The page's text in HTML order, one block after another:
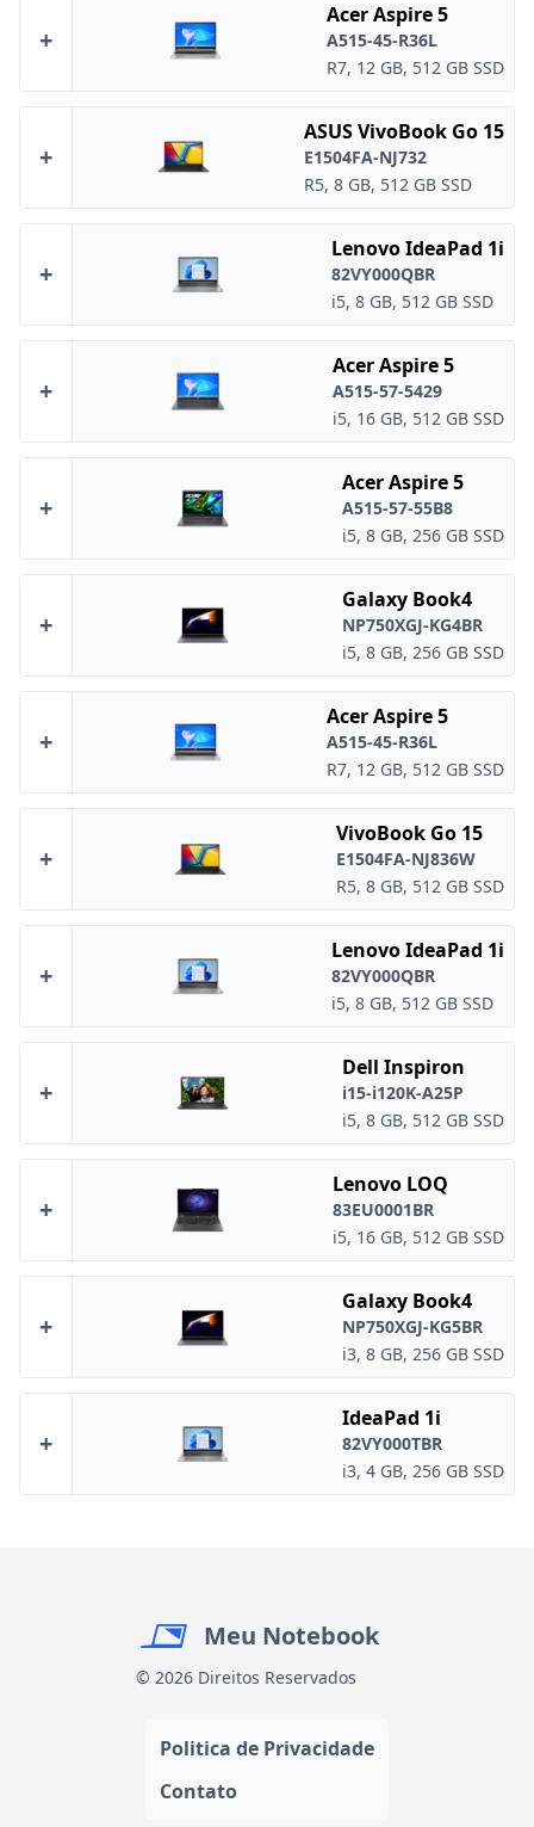
+
Acer Aspire 5
A515-45-R36L
R7, 12 GB, 512 GB SSD
+
ASUS VivoBook Go 15
E1504FA-NJ732
R5, 8 GB, 512 GB SSD
+
Lenovo IdeaPad 1i
82VY000QBR
i5, 8 GB, 512 GB SSD
+
Acer Aspire 5
A515-57-5429
i5, 16 GB, 512 GB SSD
+
Acer Aspire 5
A515-57-55B8
i5, 8 GB, 256 GB SSD
+
Galaxy Book4
NP750XGJ-KG4BR
i5, 8 GB, 256 GB SSD
+
Acer Aspire 5
A515-45-R36L
R7, 12 GB, 512 GB SSD
+
VivoBook Go 15
E1504FA-NJ836W
R5, 8 GB, 512 GB SSD
+
Lenovo IdeaPad 1i
82VY000QBR
i5, 8 GB, 512 GB SSD
+
Dell Inspiron
i15-i120K-A25P
i5, 8 GB, 512 GB SSD
+
Lenovo LOQ
83EU0001BR
i5, 16 GB, 512 GB SSD
+
Galaxy Book4
NP750XGJ-KG5BR
i3, 8 GB, 256 GB SSD
+
IdeaPad 1i
82VY000TBR
i3, 4 GB, 256 GB SSD
Meu Notebook
© 2026 Direitos Reservados
Politica de Privacidade
Contato